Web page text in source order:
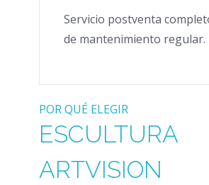
Servicio postventa
de mantenimiento regular.
POR QUÉ ELEGIR
ESCULTURA
ARTVISION